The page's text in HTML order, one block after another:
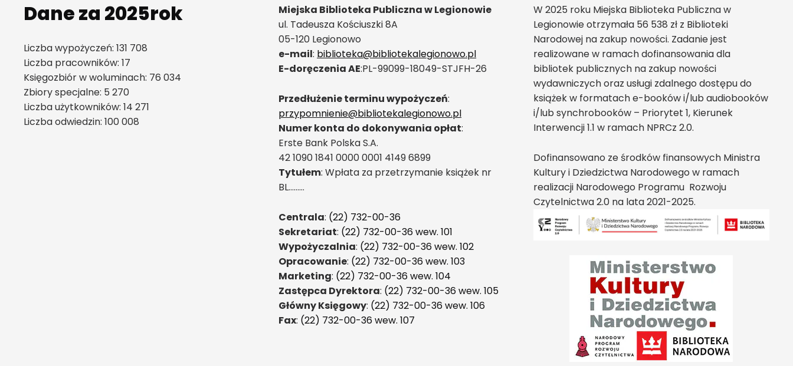
Dane za 2025rok
Liczba wypożyczeń: 131 708
Liczba pracowników: 17
Księgozbiór w woluminach: 76 034
Zbiory specjalne: 5 270
Liczba użytkowników: 14 271
Liczba odwiedzin: 100 008
Miejska Biblioteka Publiczna w Legionowie
ul. Tadeusza Kościuszki 8A
05-120 Legionowo
e-mail: biblioteka@bibliotekalegionowo.pl
E-doręczenia AE:PL-99099-18049-STJFH-26
Przedłużenie terminu wypożyczeń:
przypomnienie@bibliotekalegionowo.pl
Numer konta do dokonywania opłat:
Erste Bank Polska S.A.
42 1090 1841 0000 0001 4149 6899
Tytułem: Wpłata za przetrzymanie książek nr
BL………
Centrala: (22) 732-00-36
Sekretariat: (22) 732-00-36 wew. 101
Wypożyczalnia: (22) 732-00-36 wew. 102
Opracowanie: (22) 732-00-36 wew. 103
Marketing: (22) 732-00-36 wew. 104
Zastępca Dyrektora: (22) 732-00-36 wew. 105
Główny Księgowy: (22) 732-00-36 wew. 106
Fax: (22) 732-00-36 wew. 107
W 2025 roku Miejska Biblioteka Publiczna w
Legionowie otrzymała 56 538 zł z Biblioteki
Narodowej na zakup nowości. Zadanie jest
realizowane w ramach dofinansowania dla
bibliotek publicznych na zakup nowości
wydawniczych oraz usługi zdalnego dostępu do
książek w formatach e-booków i/lub audiobooków
i/lub synchrobooków – Priorytet 1, Kierunek
Interwencji 1.1 w ramach NPRCz 2.0.
Dofinansowano ze środków finansowych Ministra
Kultury i Dziedzictwa Narodowego w ramach
realizacji Narodowego Programu Rozwoju
Czytelnictwa 2.0 na lata 2021-2025.